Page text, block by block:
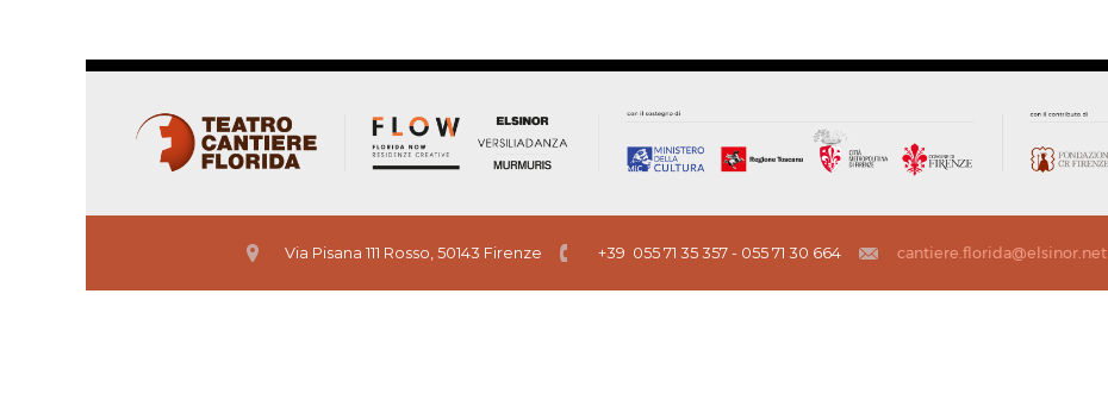
Via Pisana 111 Rosso, 50143 Firenze +39 055 71 35 357 - 055 71 30 664 cantiere.florida@elsinor.net